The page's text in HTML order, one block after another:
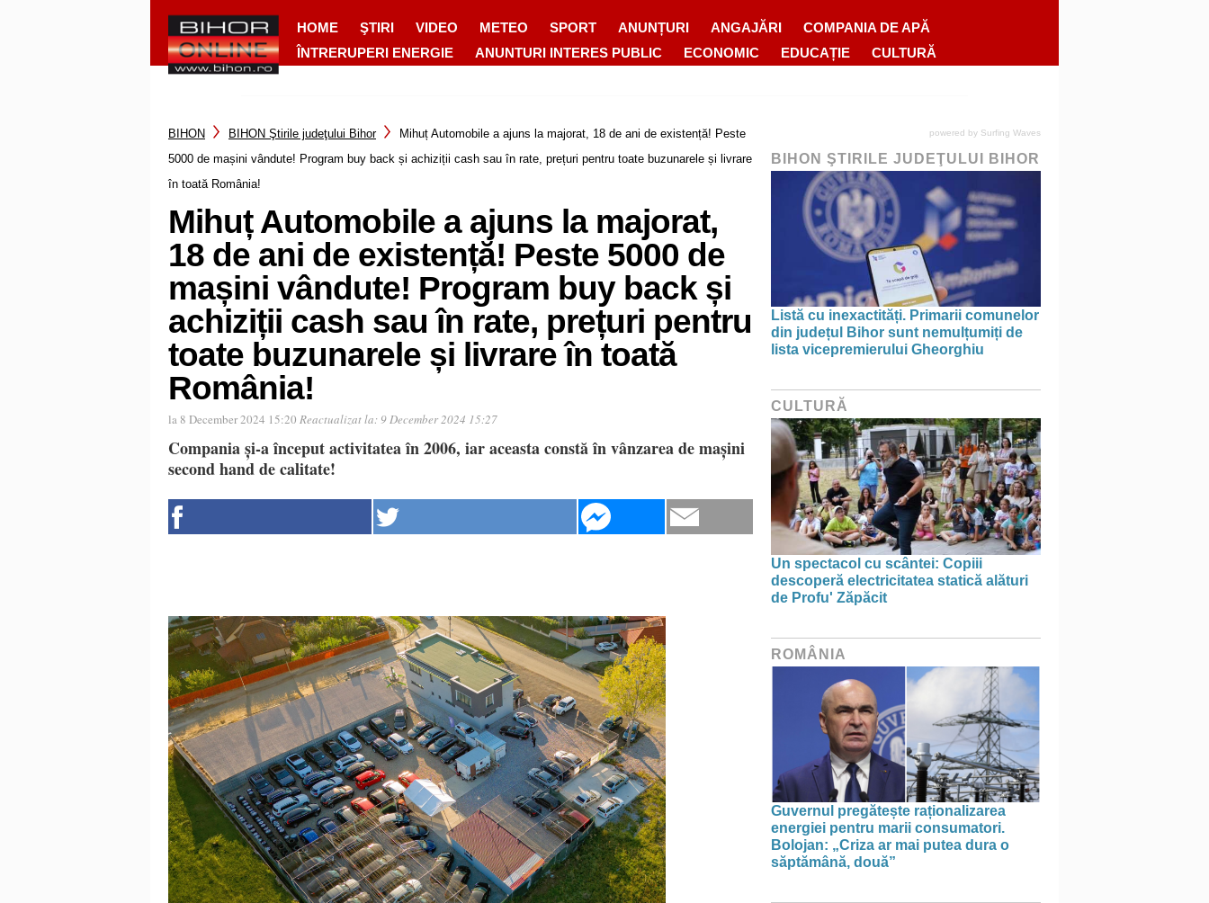
HOME ŞTIRI VIDEO METEO SPORT ANUNȚURI ANGAJĂRI
COMPANIA DE APĂ
ÎNTRERUPERI ENERGIE
ANUNTURI INTERES PUBLIC ECONOMIC EDUCAȚIE CULTURĂ
BIHON BIHON Ştirile judeţului Bihor
Mihuț Automobile a ajuns la majorat, 18 de ani de existență! Peste
5000 de mașini vândute! Program buy back și achiziții cash sau în rate, prețuri pentru toate buzunarele și livrare
în toată România!
Mihuț Automobile a ajuns la majorat,
18 de ani de existență! Peste 5000 de
mașini vândute! Program buy back și
achiziții cash sau în rate, prețuri pentru
toate buzunarele și livrare în toată
România!
la 8 December 2024 15:20 Reactualizat la: 9 December 2024 15:27
Compania și-a început activitatea în 2006, iar aceasta constă în vânzarea de mașini
second hand de calitate!
powered by Surfing Waves
BIHON ŞTIRILE JUDEŢULUI BIHOR
Listă cu inexactități. Primarii comunelor
din județul Bihor sunt nemulțumiți de
lista vicepremierului Gheorghiu
CULTURĂ
Un spectacol cu scântei: Copiii
descoperă electricitatea statică alături
de Profu' Zăpăcit
ROMÂNIA
Guvernul pregătește raționalizarea
energiei pentru marii consumatori.
Bolojan: „Criza ar mai putea dura o
săptămână, două”